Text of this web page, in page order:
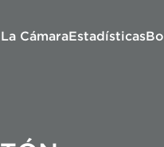
La CámaraEstadísticas